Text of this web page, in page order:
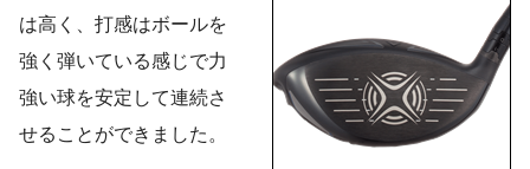
は高く、打感はボールを
強く弾いている感じで力
強い球を安定して連続さ
せることができました。